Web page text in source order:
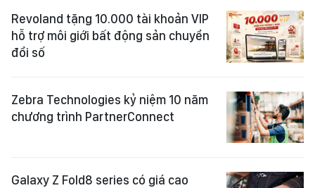
Revoland tặng 10.000 tài khoản VIP
hỗ trợ môi giới bất động sản chuyển
đổi số
Zebra Technologies kỷ niệm 10 năm
chương trình PartnerConnect
Galaxy Z Fold8 series có giá cao